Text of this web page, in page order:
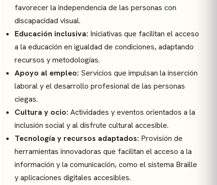
favorecer la independencia de las personas con
discapacidad visual.
Educación inclusiva: Iniciativas que facilitan el acceso
a la educación en igualdad de condiciones, adaptando
recursos y metodologías.
Apoyo al empleo: Servicios que impulsan la inserción
laboral y el desarrollo profesional de las personas
ciegas.
Cultura y ocio: Actividades y eventos orientados a la
inclusión social y al disfrute cultural accesible.
Tecnología y recursos adaptados: Provisión de
herramientas innovadoras que facilitan el acceso a la
información y la comunicación, como el sistema Braille
y aplicaciones digitales accesibles.